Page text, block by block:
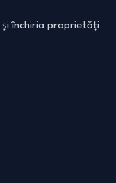
închiria proprietăți